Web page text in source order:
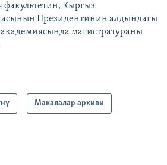
факультетин, Кыргыз
Президентинин алдындагы
магистратураны
Макалалар архиви